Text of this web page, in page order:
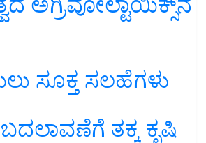
ಸೂಕ್ತ ಸಲಹೆಗಳು
ತಕ್ಕ ಕೃಷಿ